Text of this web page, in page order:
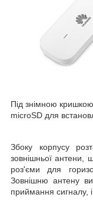
Під знімною
microSD для
Збоку корпусу
зовнішньої
роз'єми для
Зовнішню антену
приймання сигналу, і